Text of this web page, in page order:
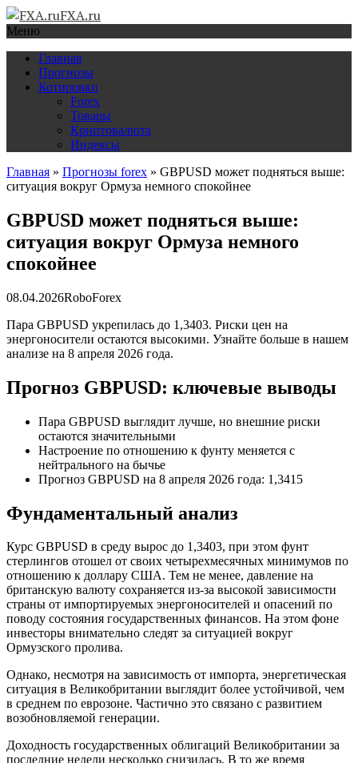
FXA.ru
Меню
Главная
Прогнозы
Котировки
Forex
Товары
Криптовалюта
Индексы
Главная » Прогнозы forex » GBPUSD может подняться выше:
ситуация вокруг Ормуза немного спокойнее
GBPUSD может подняться выше:
ситуация вокруг Ормуза немного
спокойнее
08.04.2026RoboForex
Пара GBPUSD укрепилась до 1,3403. Риски цен на
энергоносители остаются высокими. Узнайте больше в нашем
анализе на 8 апреля 2026 года.
Прогноз GBPUSD: ключевые выводы
Пара GBPUSD выглядит лучше, но внешние риски
остаются значительными
Настроение по отношению к фунту меняется с
нейтрального на бычье
Прогноз GBPUSD на 8 апреля 2026 года: 1,3415
Фундаментальный анализ
Курс GBPUSD в среду вырос до 1,3403, при этом фунт
стерлингов отошел от своих четырехмесячных минимумов по
отношению к доллару США. Тем не менее, давление на
британскую валюту сохраняется из-за высокой зависимости
страны от импортируемых энергоносителей и опасений по
поводу состояния государственных финансов. На этом фоне
инвесторы внимательно следят за ситуацией вокруг
Ормузского пролива.
Однако, несмотря на зависимость от импорта, энергетическая
ситуация в Великобритании выглядит более устойчивой, чем
в среднем по еврозоне. Частично это связано с развитием
возобновляемой генерации.
Доходность государственных облигаций Великобритании за
последние недели несколько снизилась. В то же время